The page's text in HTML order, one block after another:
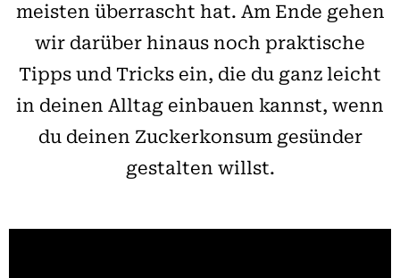
meisten überrascht hat. Am Ende gehen
wir darüber hinaus noch praktische
Tipps und Tricks ein, die du ganz leicht
in deinen Alltag einbauen kannst, wenn
du deinen Zuckerkonsum gesünder
gestalten willst.